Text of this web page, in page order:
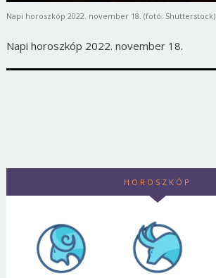
Napi horoszkóp 2022. november 18. (fotó: Shutterstock)
Napi horoszkóp 2022. november 18.
HOROSZKÓP